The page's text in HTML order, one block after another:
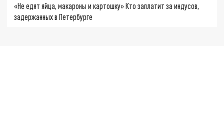
«Не едят яйца, макароны и картошку» Кто заплатит за индусов,
задержанных в Петербурге